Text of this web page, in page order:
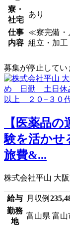
寮・
社宅
あり
仕事
内容
≪寮完備・
組立・加工
募集が停止してい
【医薬品
験を活かせ
旅費&...
株式会社平山 大
給与 月収例
勤務
地
富山県 富山